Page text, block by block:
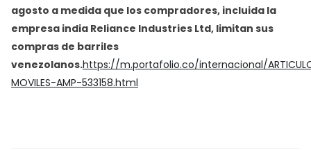
agosto a medida que los compradores, incluida la
empresa india Reliance Industries Ltd, limitan sus
compras de barriles
venezolanos.https://m.portafolio.co/internacional/
MOVILES-AMP-533158.html